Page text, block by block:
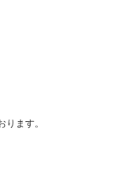
ます。